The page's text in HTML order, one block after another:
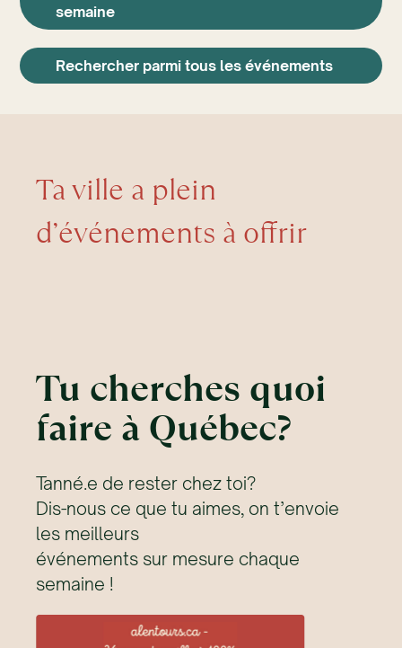
semaine
Rechercher parmi tous les événements
Ta ville a plein
d’événements à offrir
Tu cherches quoi
faire à Québec?
Tanné.e de rester chez toi?
Dis-nous ce que tu aimes, on t’envoie
les meilleurs
événements sur mesure chaque
semaine !